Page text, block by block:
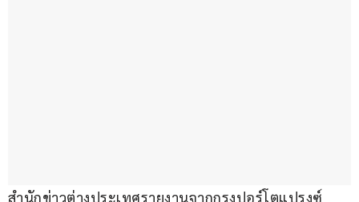
สำนักข่าวต่างประเทศรายงานจากกรุงปอร์โตแปรงซ์